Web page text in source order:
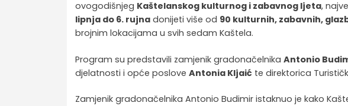
ovogodišnjeg Kaštelanskog kulturnog i zabavnog ljeta,
lipnja do 6. rujna donijeti više od 90 kulturnih, zabavnih,
brojnim lokacijama u svih sedam Kaštela.
Program su predstavili zamjenik gradonačelnikaAntonio
djelatnosti i opće posloveAntonia Kljaić te direktorica
Zamjenik gradonačelnika Antonio Budimir istaknuo je kako